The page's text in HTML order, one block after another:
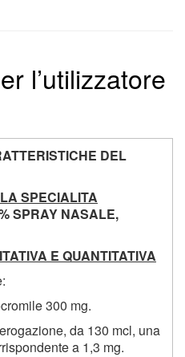
l’utilizzatore
DEL
SPECIALITA
SPRAY NASALE,
E QUANTITATIVA
300 mg.
da 130 mcl, una
a 1,3 mg.